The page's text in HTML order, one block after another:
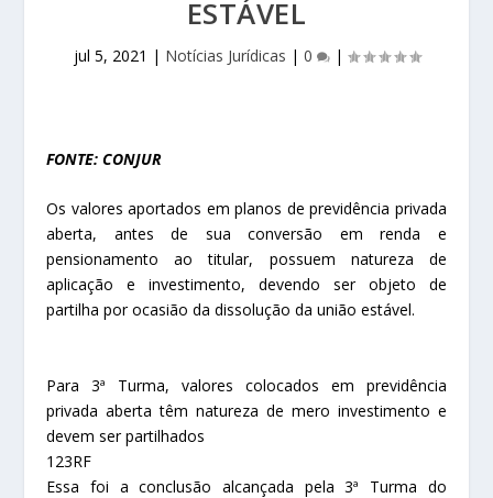
ESTÁVEL
jul 5, 2021 | Notícias Jurídicas | 0 |
FONTE: CONJUR
Os valores aportados em planos de previdência privada
aberta, antes de sua conversão em renda e
pensionamento ao titular, possuem natureza de
aplicação e investimento, devendo ser objeto de
partilha por ocasião da dissolução da união estável.
Para 3ª Turma, valores colocados em previdência
privada aberta têm natureza de mero investimento e
devem ser partilhados
123RF
Essa foi a conclusão alcançada pela 3ª Turma do